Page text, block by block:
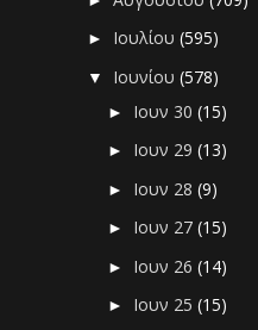
► Ιουλίου(595)
▼ Ιουνίου(578)
► Ιουν 30(15)
► Ιουν 29(13)
► Ιουν 28(9)
► Ιουν 27(15)
► Ιουν 26(14)
► Ιουν 25(15)